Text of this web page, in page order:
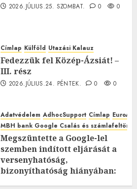
2026.JÚLIUS.25. SZOMBAT. 0 0
Címlap Külföld Utazási Kalauz
Fedezzük fel Közép-Ázsiát! –
III. rész
2026.JÚLIUS.24. PÉNTEK. 0 0
Adatvédelem AdhocSupport Címlap
MBH bank Google Csalás és
Megszüntette a Google-lel
szemben indított eljárását a
versenyhatóság,
bizonyíthatóság hiányában: